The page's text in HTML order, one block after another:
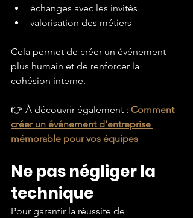
échanges avec les invités
valorisation des métiers
Cela permet de créer un événement
plus humain et de renforcer la
cohésion interne.
👉 À découvrir également : Comment
créer un événement d’entreprise
mémorable pour vos équipes
Ne pas négliger la
technique
Pour garantir la réussite de